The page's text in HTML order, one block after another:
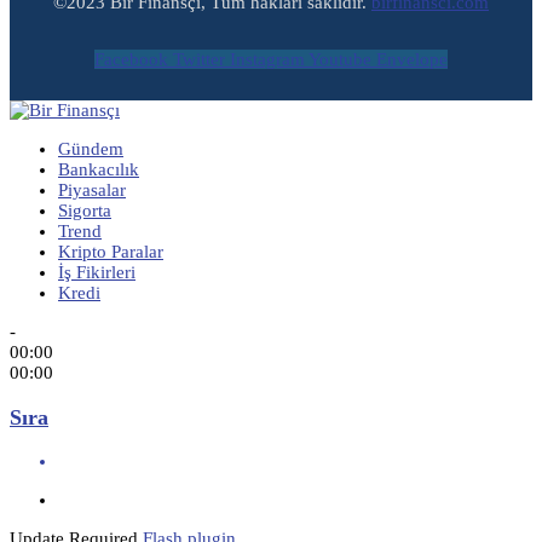
Facebook Twitter Instagram Youtube Envelope
Gündem
Bankacılık
Piyasalar
Sigorta
Trend
Kripto Paralar
İş Fikirleri
Kredi
-
00:00
00:00
Sıra